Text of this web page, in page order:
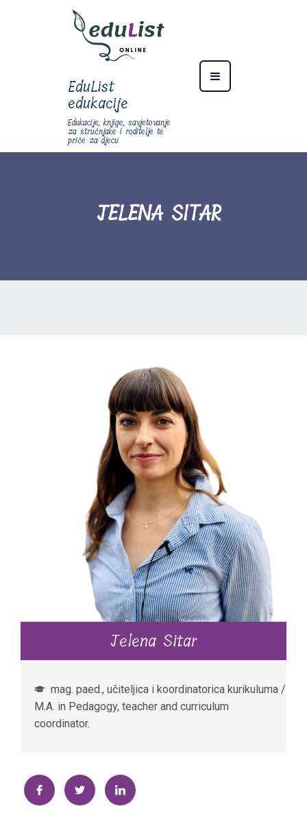
EduList
edukacije
Edukacije, knjige, savjetovanje
za stručnjake i roditelje te
priče za djecu
JELENA SITAR
Jelena Sitar
mag. paed., učiteljica i koordinatorica kurikuluma /
M.A. in Pedagogy, teacher and curriculum
coordinator.